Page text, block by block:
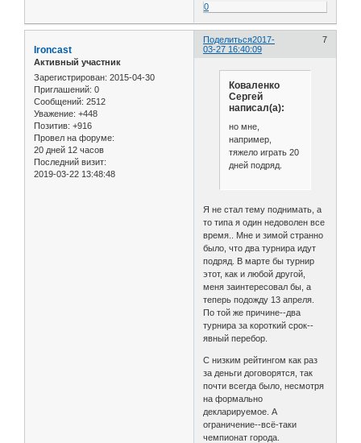
0
Поделиться 7
2017-
03-27 16:40:09
Ironcast
Активный участник
Зарегистрирован: 2015-04-30
Приглашений: 0
Сообщений: 2512
Уважение: +448
Позитив: +916
Провел на форуме:
20 дней 12 часов
Последний визит:
2019-03-22 13:48:48
Коваленко
Сергей
написал(а):
но мне,
например,
тяжело играть 20
дней подряд.
Я не стал тему поднимать, а
то типа я один недоволен все
время.. Мне и зимой странно
было, что два турнира идут
подряд. В марте бы турнир
этот, как и любой другой,
меня заинтересовал бы, а
теперь подожду 13 апреля.
По той же причине--два
турнира за короткий срок--
явный перебор.
С низким рейтингом как раз
за деньги договорятся, так
почти всегда было, несмотря
на формально
декларируемое. А
ограничение--всё-таки
чемпионат города.